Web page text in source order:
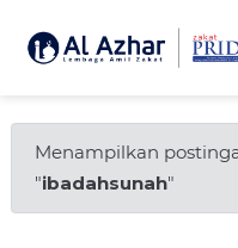
Menampilkan
"ibadahsunah"